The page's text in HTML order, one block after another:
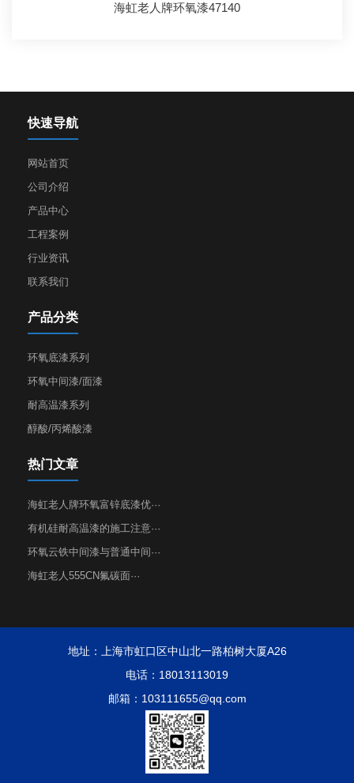
海虹老人牌环氧漆47140
快速导航
网站首页
公司介绍
产品中心
工程案例
行业资讯
联系我们
产品分类
环氧底漆系列
环氧中间漆/面漆
耐高温漆系列
醇酸/丙烯酸漆
热门文章
海虹老人牌环氧富锌底漆优···
有机硅耐高温漆的施工注意···
环氧云铁中间漆与普通中间···
海虹老人555CN氟碳面···
地址：上海市虹口区中山北一路柏树大厦A26
电话：18013113019
邮箱：103111655@qq.com